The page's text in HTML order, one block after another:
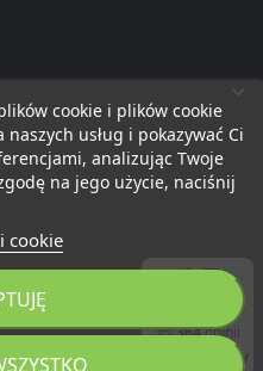
cookie i plików cookie
usług i pokazywać Ci
analizując Twoje
na jego użycie, naciśnij
cookie
prawa zastrzeżone.